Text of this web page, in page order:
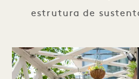
estrutura de